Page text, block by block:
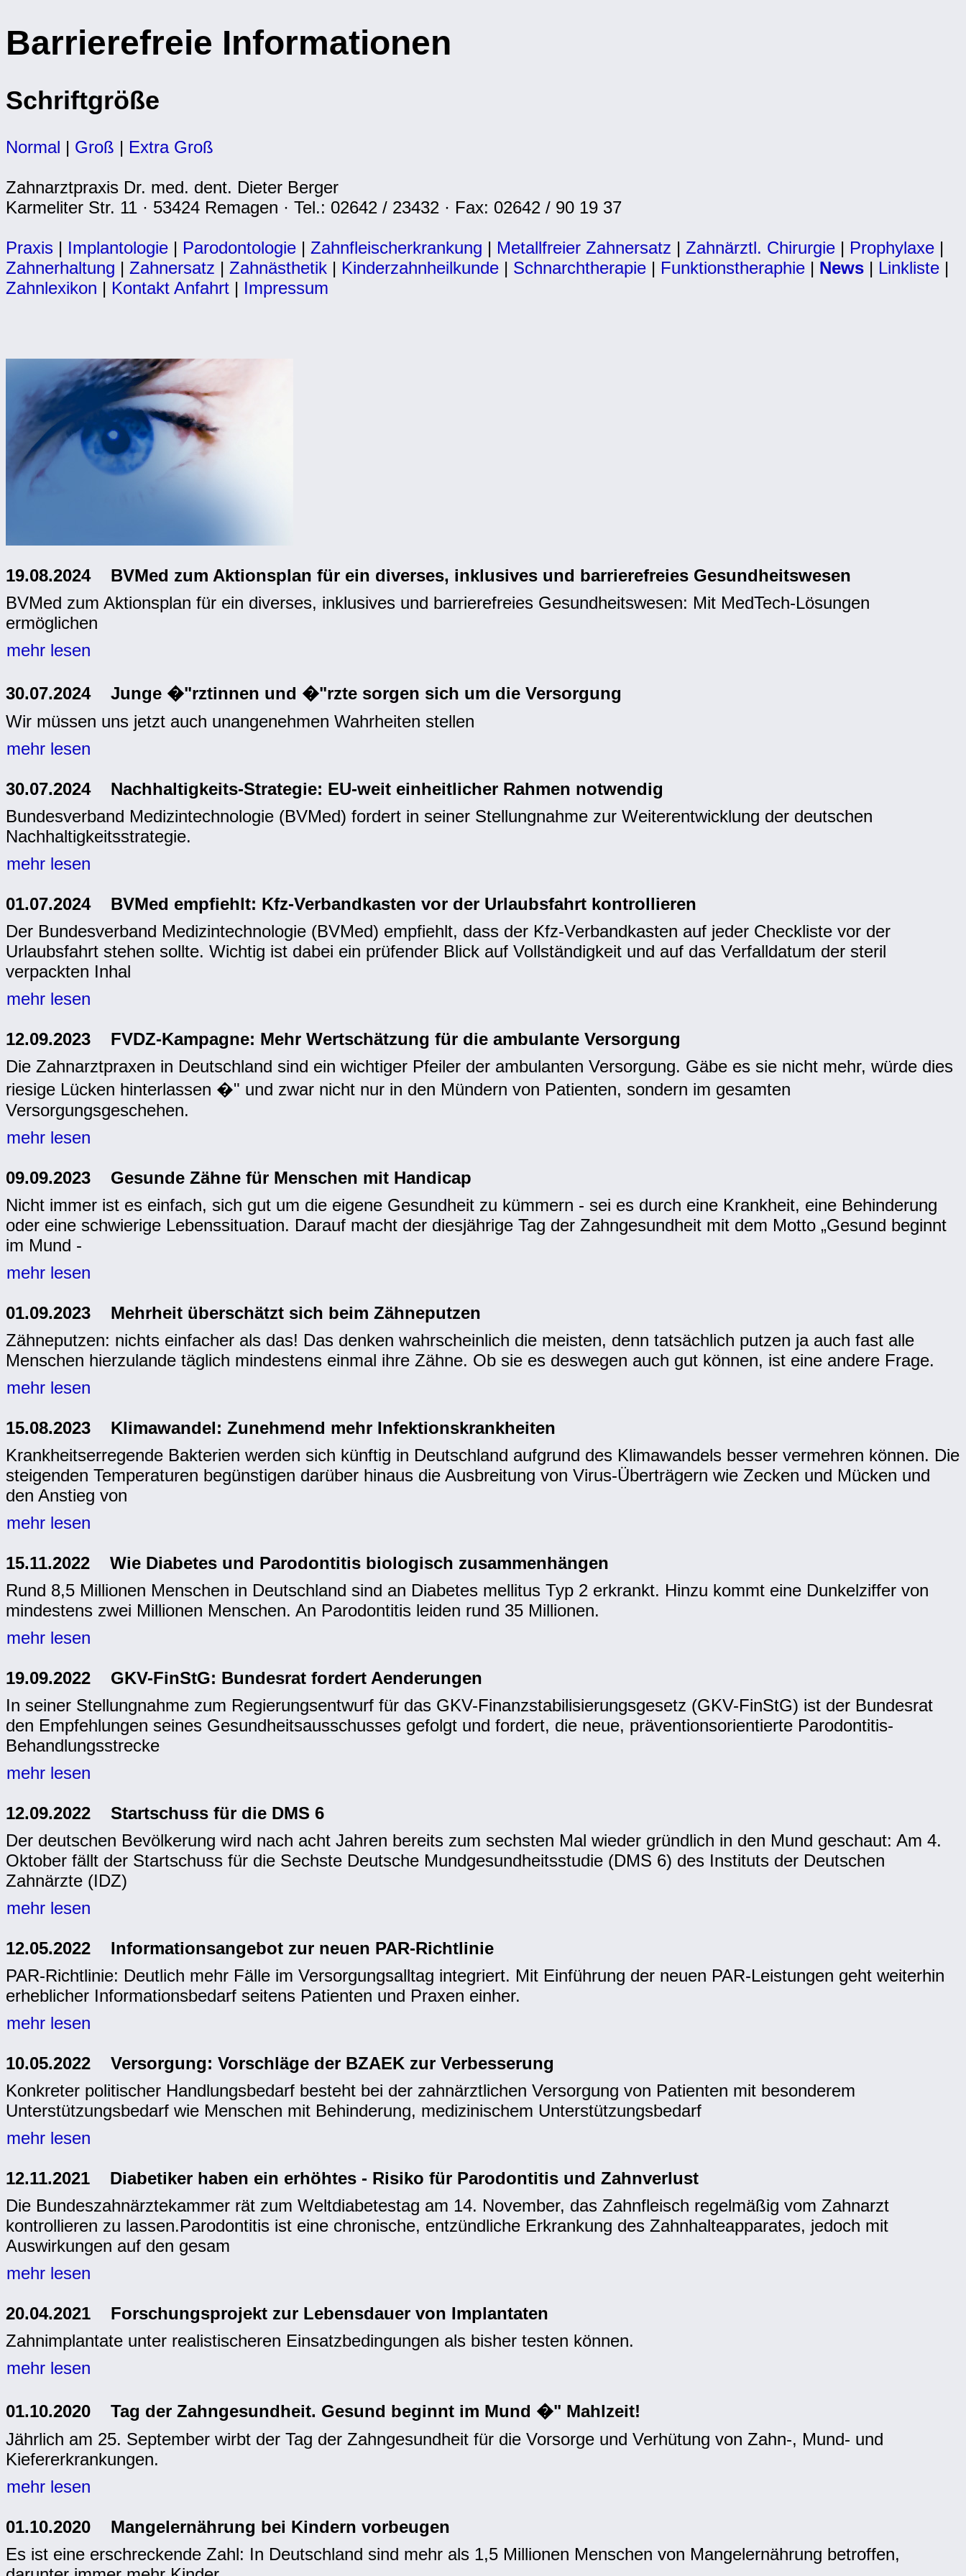
Barrierefreie Informationen
Schriftgröße
Normal | Groß | Extra Groß
Zahnarztpraxis Dr. med. dent. Dieter Berger
Karmeliter Str. 11 · 53424 Remagen · Tel.: 02642 / 23432 · Fax: 02642 / 90 19 37
Praxis | Implantologie | Parodontologie | Zahnfleischerkrankung | Metallfreier Zahnersatz | Zahnärztl. Chirurgie | Prophylaxe |
Zahnerhaltung | Zahnersatz | Zahnästhetik | Kinderzahnheilkunde | Schnarchtherapie | Funktionstheraphie | News | Linkliste |
Zahnlexikon | Kontakt Anfahrt | Impressum
19.08.2024 BVMed zum Aktionsplan für ein diverses, inklusives und barrierefreies Gesundheitswesen
BVMed zum Aktionsplan für ein diverses, inklusives und barrierefreies Gesundheitswesen: Mit MedTech-Lösungen
ermöglichen
mehr lesen
30.07.2024 Junge �"rztinnen und �"rzte sorgen sich um die Versorgung
Wir müssen uns jetzt auch unangenehmen Wahrheiten stellen
mehr lesen
30.07.2024 Nachhaltigkeits-Strategie: EU-weit einheitlicher Rahmen notwendig
Bundesverband Medizintechnologie (BVMed) fordert in seiner Stellungnahme zur Weiterentwicklung der deutschen
Nachhaltigkeitsstrategie.
mehr lesen
01.07.2024 BVMed empfiehlt: Kfz-Verbandkasten vor der Urlaubsfahrt kontrollieren
Der Bundesverband Medizintechnologie (BVMed) empfiehlt, dass der Kfz-Verbandkasten auf jeder Checkliste vor der
Urlaubsfahrt stehen sollte. Wichtig ist dabei ein prüfender Blick auf Vollständigkeit und auf das Verfalldatum der steril
verpackten Inhal
mehr lesen
12.09.2023 FVDZ-Kampagne: Mehr Wertschätzung für die ambulante Versorgung
Die Zahnarztpraxen in Deutschland sind ein wichtiger Pfeiler der ambulanten Versorgung. Gäbe es sie nicht mehr, würde dies
riesige Lücken hinterlassen �" und zwar nicht nur in den Mündern von Patienten, sondern im gesamten
Versorgungsgeschehen.
mehr lesen
09.09.2023 Gesunde Zähne für Menschen mit Handicap
Nicht immer ist es einfach, sich gut um die eigene Gesundheit zu kümmern - sei es durch eine Krankheit, eine Behinderung
oder eine schwierige Lebenssituation. Darauf macht der diesjährige Tag der Zahngesundheit mit dem Motto „Gesund beginnt
im Mund -
mehr lesen
01.09.2023 Mehrheit überschätzt sich beim Zähneputzen
Zähneputzen: nichts einfacher als das! Das denken wahrscheinlich die meisten, denn tatsächlich putzen ja auch fast alle
Menschen hierzulande täglich mindestens einmal ihre Zähne. Ob sie es deswegen auch gut können, ist eine andere Frage.
mehr lesen
15.08.2023 Klimawandel: Zunehmend mehr Infektionskrankheiten
Krankheitserregende Bakterien werden sich künftig in Deutschland aufgrund des Klimawandels besser vermehren können. Die
steigenden Temperaturen begünstigen darüber hinaus die Ausbreitung von Virus-Überträgern wie Zecken und Mücken und
den Anstieg von
mehr lesen
15.11.2022 Wie Diabetes und Parodontitis biologisch zusammenhängen
Rund 8,5 Millionen Menschen in Deutschland sind an Diabetes mellitus Typ 2 erkrankt. Hinzu kommt eine Dunkelziffer von
mindestens zwei Millionen Menschen. An Parodontitis leiden rund 35 Millionen.
mehr lesen
19.09.2022 GKV-FinStG: Bundesrat fordert Aenderungen
In seiner Stellungnahme zum Regierungsentwurf für das GKV-Finanzstabilisierungsgesetz (GKV-FinStG) ist der Bundesrat
den Empfehlungen seines Gesundheitsausschusses gefolgt und fordert, die neue, präventionsorientierte Parodontitis-
Behandlungsstrecke
mehr lesen
12.09.2022 Startschuss für die DMS 6
Der deutschen Bevölkerung wird nach acht Jahren bereits zum sechsten Mal wieder gründlich in den Mund geschaut: Am 4.
Oktober fällt der Startschuss für die Sechste Deutsche Mundgesundheitsstudie (DMS 6) des Instituts der Deutschen
Zahnärzte (IDZ)
mehr lesen
12.05.2022 Informationsangebot zur neuen PAR-Richtlinie
PAR-Richtlinie: Deutlich mehr Fälle im Versorgungsalltag integriert. Mit Einführung der neuen PAR-Leistungen geht weiterhin
erheblicher Informationsbedarf seitens Patienten und Praxen einher.
mehr lesen
10.05.2022 Versorgung: Vorschläge der BZAEK zur Verbesserung
Konkreter politischer Handlungsbedarf besteht bei der zahnärztlichen Versorgung von Patienten mit besonderem
Unterstützungsbedarf wie Menschen mit Behinderung, medizinischem Unterstützungsbedarf
mehr lesen
12.11.2021 Diabetiker haben ein erhöhtes - Risiko für Parodontitis und Zahnverlust
Die Bundeszahnärztekammer rät zum Weltdiabetestag am 14. November, das Zahnfleisch regelmäßig vom Zahnarzt
kontrollieren zu lassen.Parodontitis ist eine chronische, entzündliche Erkrankung des Zahnhalteapparates, jedoch mit
Auswirkungen auf den gesam
mehr lesen
20.04.2021 Forschungsprojekt zur Lebensdauer von Implantaten
Zahnimplantate unter realistischeren Einsatzbedingungen als bisher testen können.
mehr lesen
01.10.2020 Tag der Zahngesundheit. Gesund beginnt im Mund �" Mahlzeit!
Jährlich am 25. September wirbt der Tag der Zahngesundheit für die Vorsorge und Verhütung von Zahn-, Mund- und
Kiefererkrankungen.
mehr lesen
01.10.2020 Mangelernährung bei Kindern vorbeugen
Es ist eine erschreckende Zahl: In Deutschland sind mehr als 1,5 Millionen Menschen von Mangelernährung betroffen,